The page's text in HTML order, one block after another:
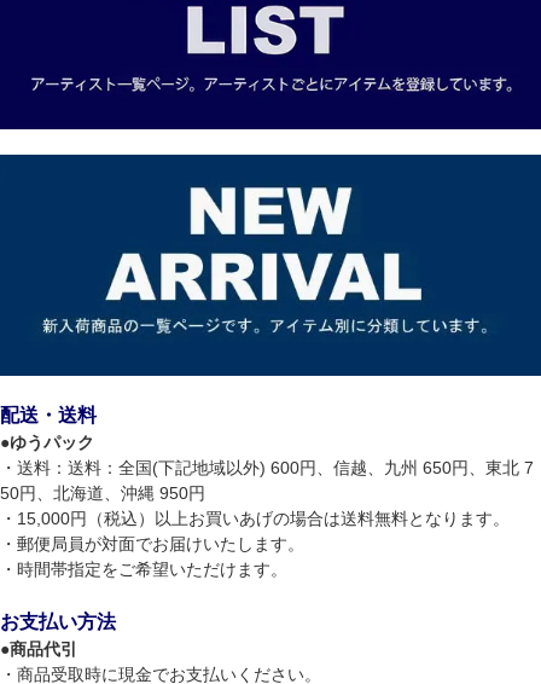
配送・送料
●ゆうパック
・送料：送料：全国(下記地域以外) 600円、信越、九州 650円、東北 7
50円、北海道、沖縄 950円
・15,000円（税込）以上お買いあげの場合は送料無料となります。
・郵便局員が対面でお届けいたします。
・時間帯指定をご希望いただけます。
お支払い方法
●商品代引
・商品受取時に現金でお支払いください。